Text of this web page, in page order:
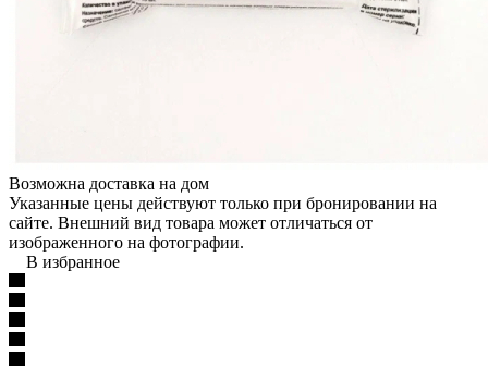
Возможна доставка на дом
Указанные цены действуют только при бронировании на
сайте. Внешний вид товара может отличаться от
изображенного на фотографии.
В избранное